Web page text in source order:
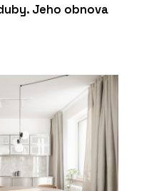
Jeho obnova